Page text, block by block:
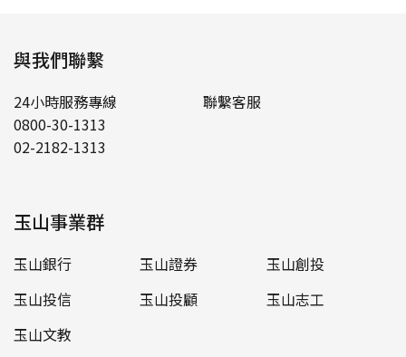
與我們聯繫
24小時服務專線
0800-30-1313
02-2182-1313
聯繫客服
玉山事業群
玉山銀行 玉山證券
玉山創投
玉山投信
玉山投顧
玉山志工
玉山文教